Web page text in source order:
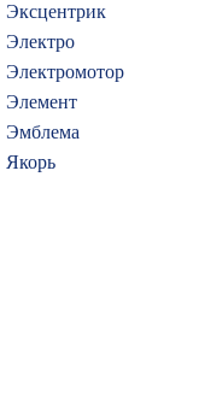
Эксцентрик
Электро
Электромотор
Элемент
Эмблема
Якорь